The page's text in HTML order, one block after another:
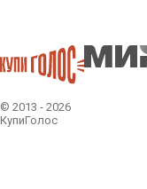
© 2013 - 2026
КупиГолос